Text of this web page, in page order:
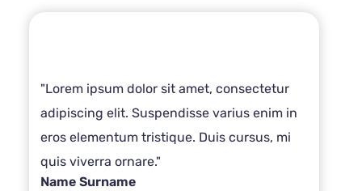
"Lorem ipsum dolor sit amet, consectetur
adipiscing elit. Suspendisse varius enim in
eros elementum tristique. Duis cursus, mi
quis viverra ornare."
Name Surname